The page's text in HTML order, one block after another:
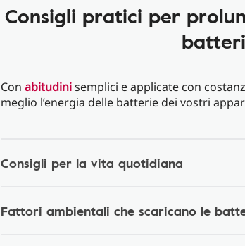
Consigli pratici per
Con abitudinisemplici e applicate con
meglio l’energia delle batterie dei vostri
Consigli per la vita quotidiana
Fattori ambientali che scaricano le